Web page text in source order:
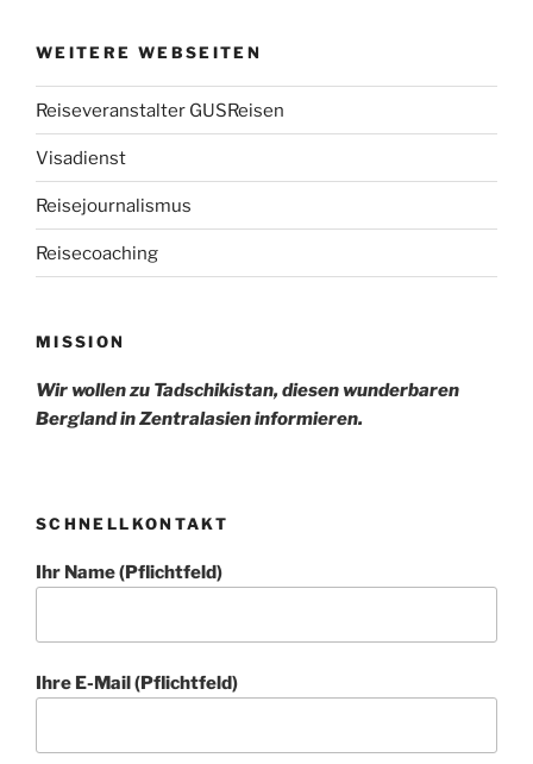
WEITERE WEBSEITEN
Reiseveranstalter GUSReisen
Visadienst
Reisejournalismus
Reisecoaching
MISSION
Wir wollen zu Tadschikistan, diesen wunderbaren
Bergland in Zentralasien informieren.
SCHNELLKONTAKT
Ihr Name (Pflichtfeld)
Ihre E-Mail (Pflichtfeld)